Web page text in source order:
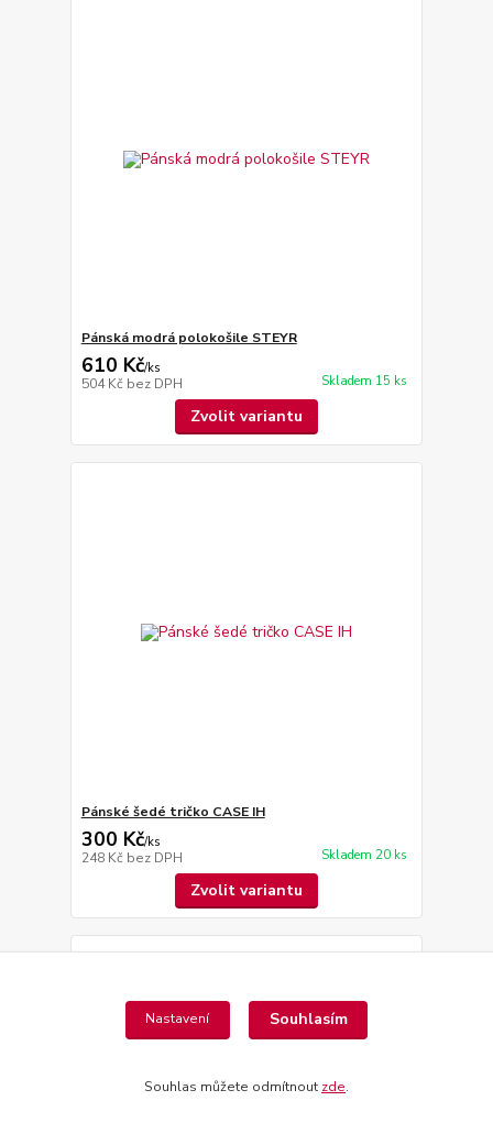
Pánská modrá polokošile STEYR
610 Kč/ks
504 Kč bez DPH Skladem 15 ks
Zvolit variantu
Pánské šedé tričko CASE IH
300 Kč/ks
248 Kč bez DPH Skladem 20 ks
Zvolit variantu
Nastavení Souhlasím
Souhlas můžete odmítnout zde.